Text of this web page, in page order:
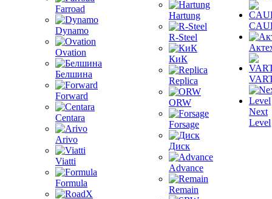
Farroad
Dynamo
Ovation
Белшина
Forward
Centara
Arivo
Viatti
Formula
Hartung
R-Steel
КиК
Replica
ORW
Forsage
Диск
Advance
Remain
Next
Level